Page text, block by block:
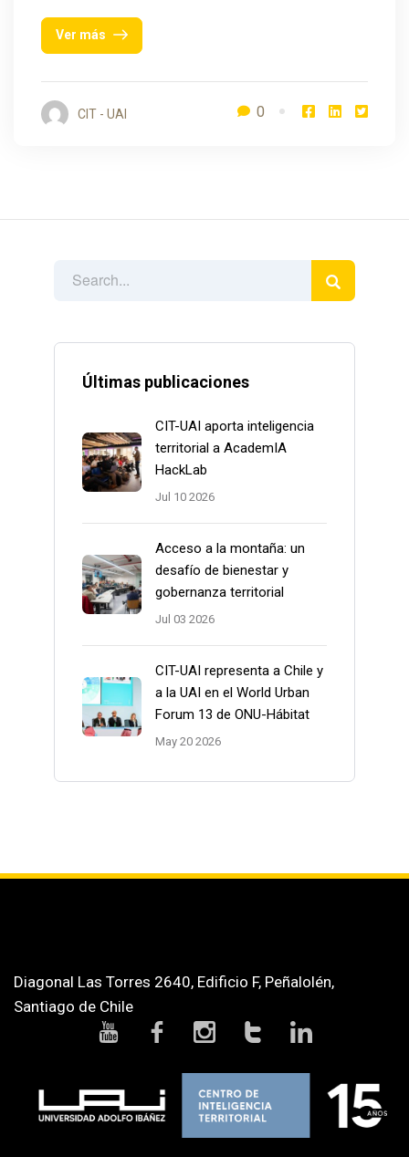
Últimas publicaciones
CIT-UAI aporta inteligencia
territorial a AcademIA
HackLab
Jul 10 2026
Acceso a la montaña: un
desafío de bienestar y
gobernanza territorial
Jul 03 2026
CIT-UAI representa a Chile y
a la UAI en el World Urban
Forum 13 de ONU-Hábitat
May 20 2026
Ver más
CIT - UAI 0
Diagonal Las Torres 2640, Edificio F, Peñalolén,
Santiago de Chile